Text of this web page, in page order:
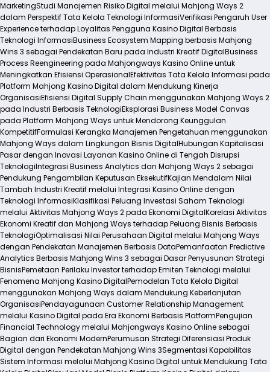
MarketingStudi Manajemen Risiko Digital melalui Mahjong Ways 2
dalam Perspektif Tata Kelola Teknologi InformasiVerifikasi Pengaruh User
Experience terhadap Loyalitas Pengguna Kasino Digital Berbasis
Teknologi InformasiBusiness Ecosystem Mapping berbasis Mahjong
Wins 3 sebagai Pendekatan Baru pada Industri Kreatif DigitalBusiness
Process Reengineering pada Mahjongways Kasino Online untuk
Meningkatkan Efisiensi OperasionalEfektivitas Tata Kelola Informasi pada
Platform Mahjong Kasino Digital dalam Mendukung Kinerja
OrganisasiEfisiensi Digital Supply Chain menggunakan Mahjong Ways 2
pada Industri Berbasis TeknologiEksplorasi Business Model Canvas
pada Platform Mahjong Ways untuk Mendorong Keunggulan
KompetitifFormulasi Kerangka Manajemen Pengetahuan menggunakan
Mahjong Ways dalam Lingkungan Bisnis DigitalHubungan Kapitalisasi
Pasar dengan Inovasi Layanan Kasino Online di Tengah Disrupsi
TeknologiIntegrasi Business Analytics dan Mahjong Ways 2 sebagai
Pendukung Pengambilan Keputusan EksekutifKajian Mendalam Nilai
Tambah Industri Kreatif melalui Integrasi Kasino Online dengan
Teknologi InformasiKlasifikasi Peluang Investasi Saham Teknologi
melalui Aktivitas Mahjong Ways 2 pada Ekonomi DigitalKorelasi Aktivitas
Ekonomi Kreatif dan Mahjong Ways terhadap Peluang Bisnis Berbasis
TeknologiOptimalisasi Nilai Perusahaan Digital melalui Mahjong Ways
dengan Pendekatan Manajemen Berbasis DataPemanfaatan Predictive
Analytics Berbasis Mahjong Wins 3 sebagai Dasar Penyusunan Strategi
BisnisPemetaan Perilaku Investor terhadap Emiten Teknologi melalui
Fenomena Mahjong Kasino DigitalPemodelan Tata Kelola Digital
menggunakan Mahjong Ways dalam Mendukung Keberlanjutan
OrganisasiPendayagunaan Customer Relationship Management
melalui Kasino Digital pada Era Ekonomi Berbasis PlatformPengujian
Financial Technology melalui Mahjongways Kasino Online sebagai
Bagian dari Ekonomi ModernPerumusan Strategi Diferensiasi Produk
Digital dengan Pendekatan Mahjong Wins 3Segmentasi Kapabilitas
Sistem Informasi melalui Mahjong Kasino Digital untuk Mendukung Tata